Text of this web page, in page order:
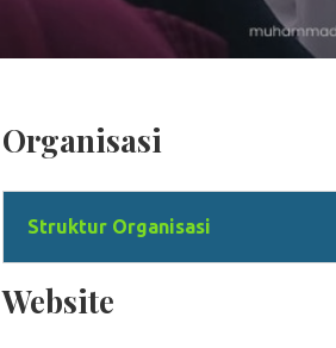
Organisasi
Struktur Organisasi
Website